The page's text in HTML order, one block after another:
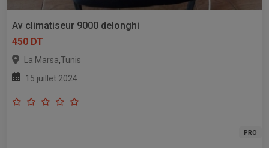
Av climatiseur 9000 delonghi
450 DT
La Marsa,Tunis
15 juillet 2024
PRO